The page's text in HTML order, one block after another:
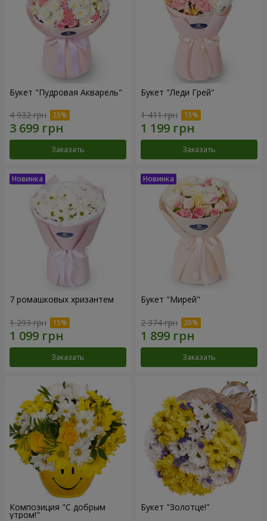
Букет "Пудровая Акварель"
4 932 грн
Заказать
Букет "Леди Грей"
1 411 грн
Заказать
7 ромашковых хризантем
1 293 грн
Заказать
Букет "Мирей"
2 374 грн
Заказать
Композиция "С добрым
утром!"
Букет "Золотце!"